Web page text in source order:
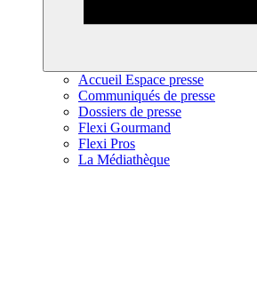
Accueil Espace presse
Communiqués de presse
Dossiers de presse
Flexi Gourmand
Flexi Pros
La Médiathèque